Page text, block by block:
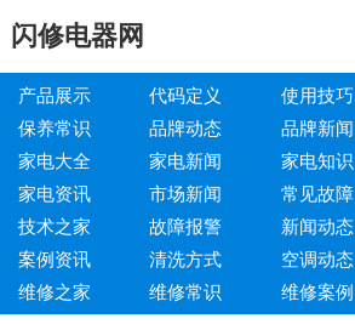
闪修电器网
产品展示 代码定义 使用技巧
保养常识
品牌动态 品牌新闻
家电大全
家电新闻 家电知识
家电资讯
市场新闻 常见故障
技术之家
故障报警 新闻动态
案例资讯
清洗方式 空调动态
维修之家
维修常识 维修案例